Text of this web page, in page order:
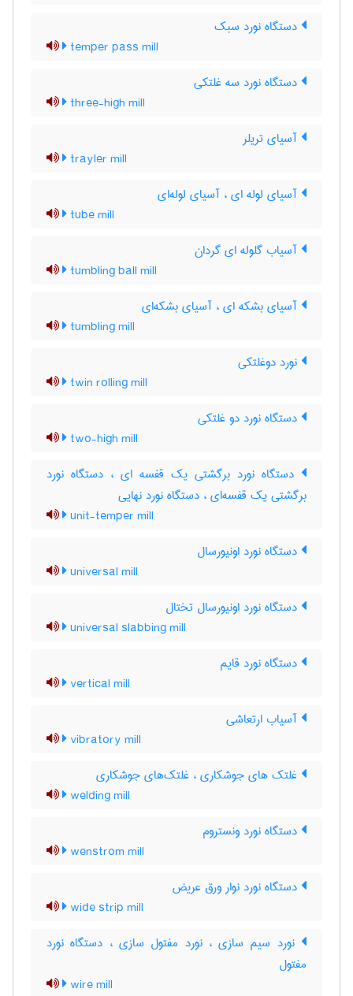
دستگاه نورد سبک
temper pass mill
دستگاه نورد سه غلتکی
three-high mill
آسیای تریلر
trayler mill
آسیای لوله ای ، آسیای لوله‌ای
tube mill
آسیاب گلوله ای گردان
tumbling ball mill
آسیای بشکه ای ، آسیای بشکه‌ای
tumbling mill
نورد دوغلتکی
twin rolling mill
دستگاه نورد دو غلتکی
two-high mill
دستگاه نورد برگشتی یک قفسه ای ، دستگاه نورد
برگشتی یک قفسه‌ای ، دستگاه نورد نهایی
unit-temper mill
دستگاه نورد اونیورسال
universal mill
دستگاه نورد اونیورسال تختال
universal slabbing mill
دستگاه نورد قایم
vertical mill
آسیاب ارتعاشی
vibratory mill
غلتک های جوشکاری ، غلتک‌های جوشکاری
welding mill
دستگاه نورد ونستروم
wenstrom mill
دستگاه نورد نوار ورق عریض
wide strip mill
نورد سیم سازی ، نورد مفتول سازی ، دستگاه نورد
مفتول
wire mill